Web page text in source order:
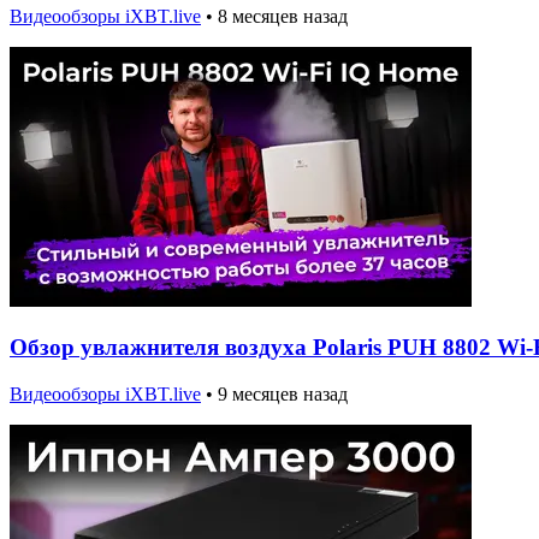
Видеообзоры iXBT.live • 8 месяцев назад
Обзор увлажнителя воздуха Polaris PUH 8802
Видеообзоры iXBT.live • 9 месяцев назад